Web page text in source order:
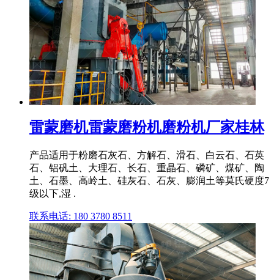
雷蒙磨机雷蒙磨粉机磨粉机厂家桂林
产品适用于粉磨石灰石、方解石、滑石、白云石、石英
石、铝矾土、大理石、长石、重晶石、磷矿、煤矿、陶
土、石墨、高岭土、硅灰石、石灰、膨润土等莫氏硬度7
级以下,湿 .
联系电话: 180 3780 8511